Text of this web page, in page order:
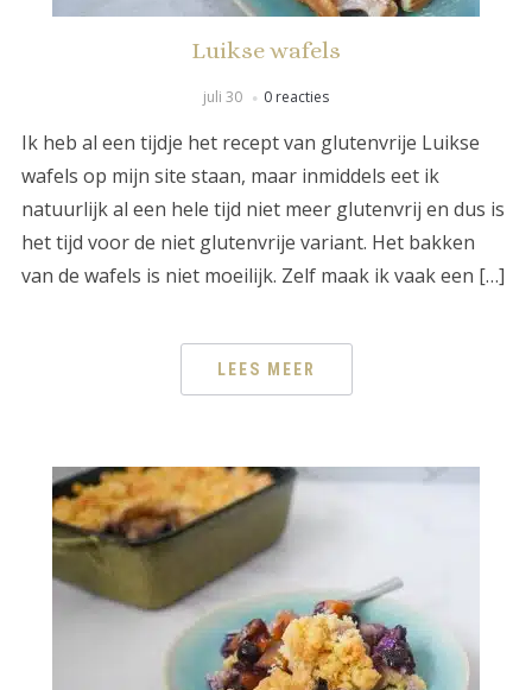
Luikse wafels
juli 30 0 reacties
Ik heb al een tijdje het recept van glutenvrije Luikse
wafels op mijn site staan, maar inmiddels eet ik
natuurlijk al een hele tijd niet meer glutenvrij en dus is
het tijd voor de niet glutenvrije variant. Het bakken
van de wafels is niet moeilijk. Zelf maak ik vaak een […]
LEES MEER